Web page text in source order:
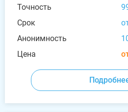
Точность
Срок
Анонимность
Цена